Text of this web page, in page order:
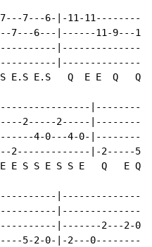
7---6-|-11-
6---|------11-9---
E.S E.S   Q  E E  Q   Q
2-----2-----
4-0---4-0-
2-------------|-2-----
E S S E S S E   Q   E Q
|-------2---2-0-
5-2-0-|-2---